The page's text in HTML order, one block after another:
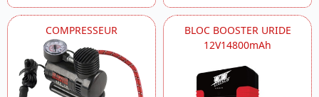
COMPRESSEUR
BLOC BOOSTER URIDE
12V14800mAh